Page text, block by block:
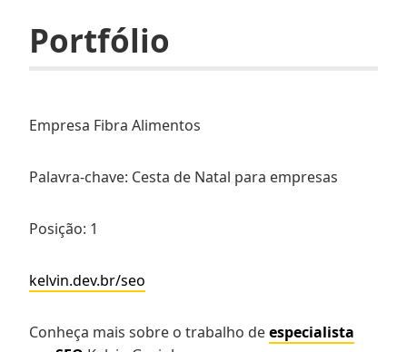
Portfólio
Empresa Fibra Alimentos
Palavra-chave: Cesta de Natal para empresas
Posição: 1
kelvin.dev.br/seo
Conheça mais sobre o trabalho deespecialista